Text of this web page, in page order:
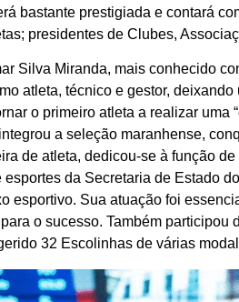
bastante prestigiada e contará
presidentes de Clubes,
Silva Miranda, mais conhecido
atleta, técnico e gestor,
o primeiro atleta a realizar uma
a seleção maranhense,
de atleta, dedicou-se à função
esportes da Secretaria de Estado
esportivo. Sua atuação foi
o sucesso. Também
32 Escolinhas de várias